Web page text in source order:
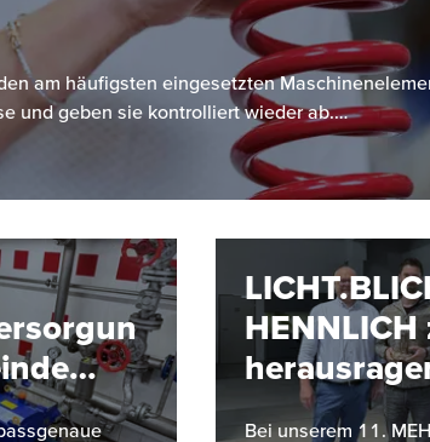
am häufigsten eingesetzten
und geben sie kontrolliert wieder ab.…
Projekte
Bei unserem 11.